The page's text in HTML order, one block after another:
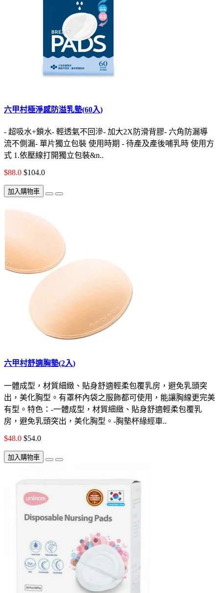
六甲村極淨感防溢乳墊(60入)
- 超吸水+鎖水- 輕透氣不回滲- 加大2X防滑背膠- 六角防漏導
流不側漏- 單片獨立包裝 使用時期 - 待產及產後哺乳時 使用方
式 1.依壓線打開獨立包裝&n..
$88.0 $104.0
加入購物車
六甲村舒適胸墊(2入)
一體成型，材質細緻、貼身舒適輕柔包覆乳房，避免乳頭突
出，美化胸型。有罩杯內袋之服飾都可使用，能讓胸線更完美
有型。特色：-一體成型，材質細緻、貼身舒適輕柔包覆乳
房，避免乳頭突出，美化胸型。-胸墊杯緣經車..
$48.0 $54.0
加入購物車